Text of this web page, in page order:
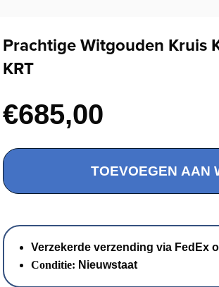
Prachtige Witgouden Kruis
KRT
€685,00
Prachtige
Kruis
Zirkonia
14
KRT
aantal
TOEVOEGEN AAN
Verzekerde verzending via FedEx
Conditie: Nieuwstaat